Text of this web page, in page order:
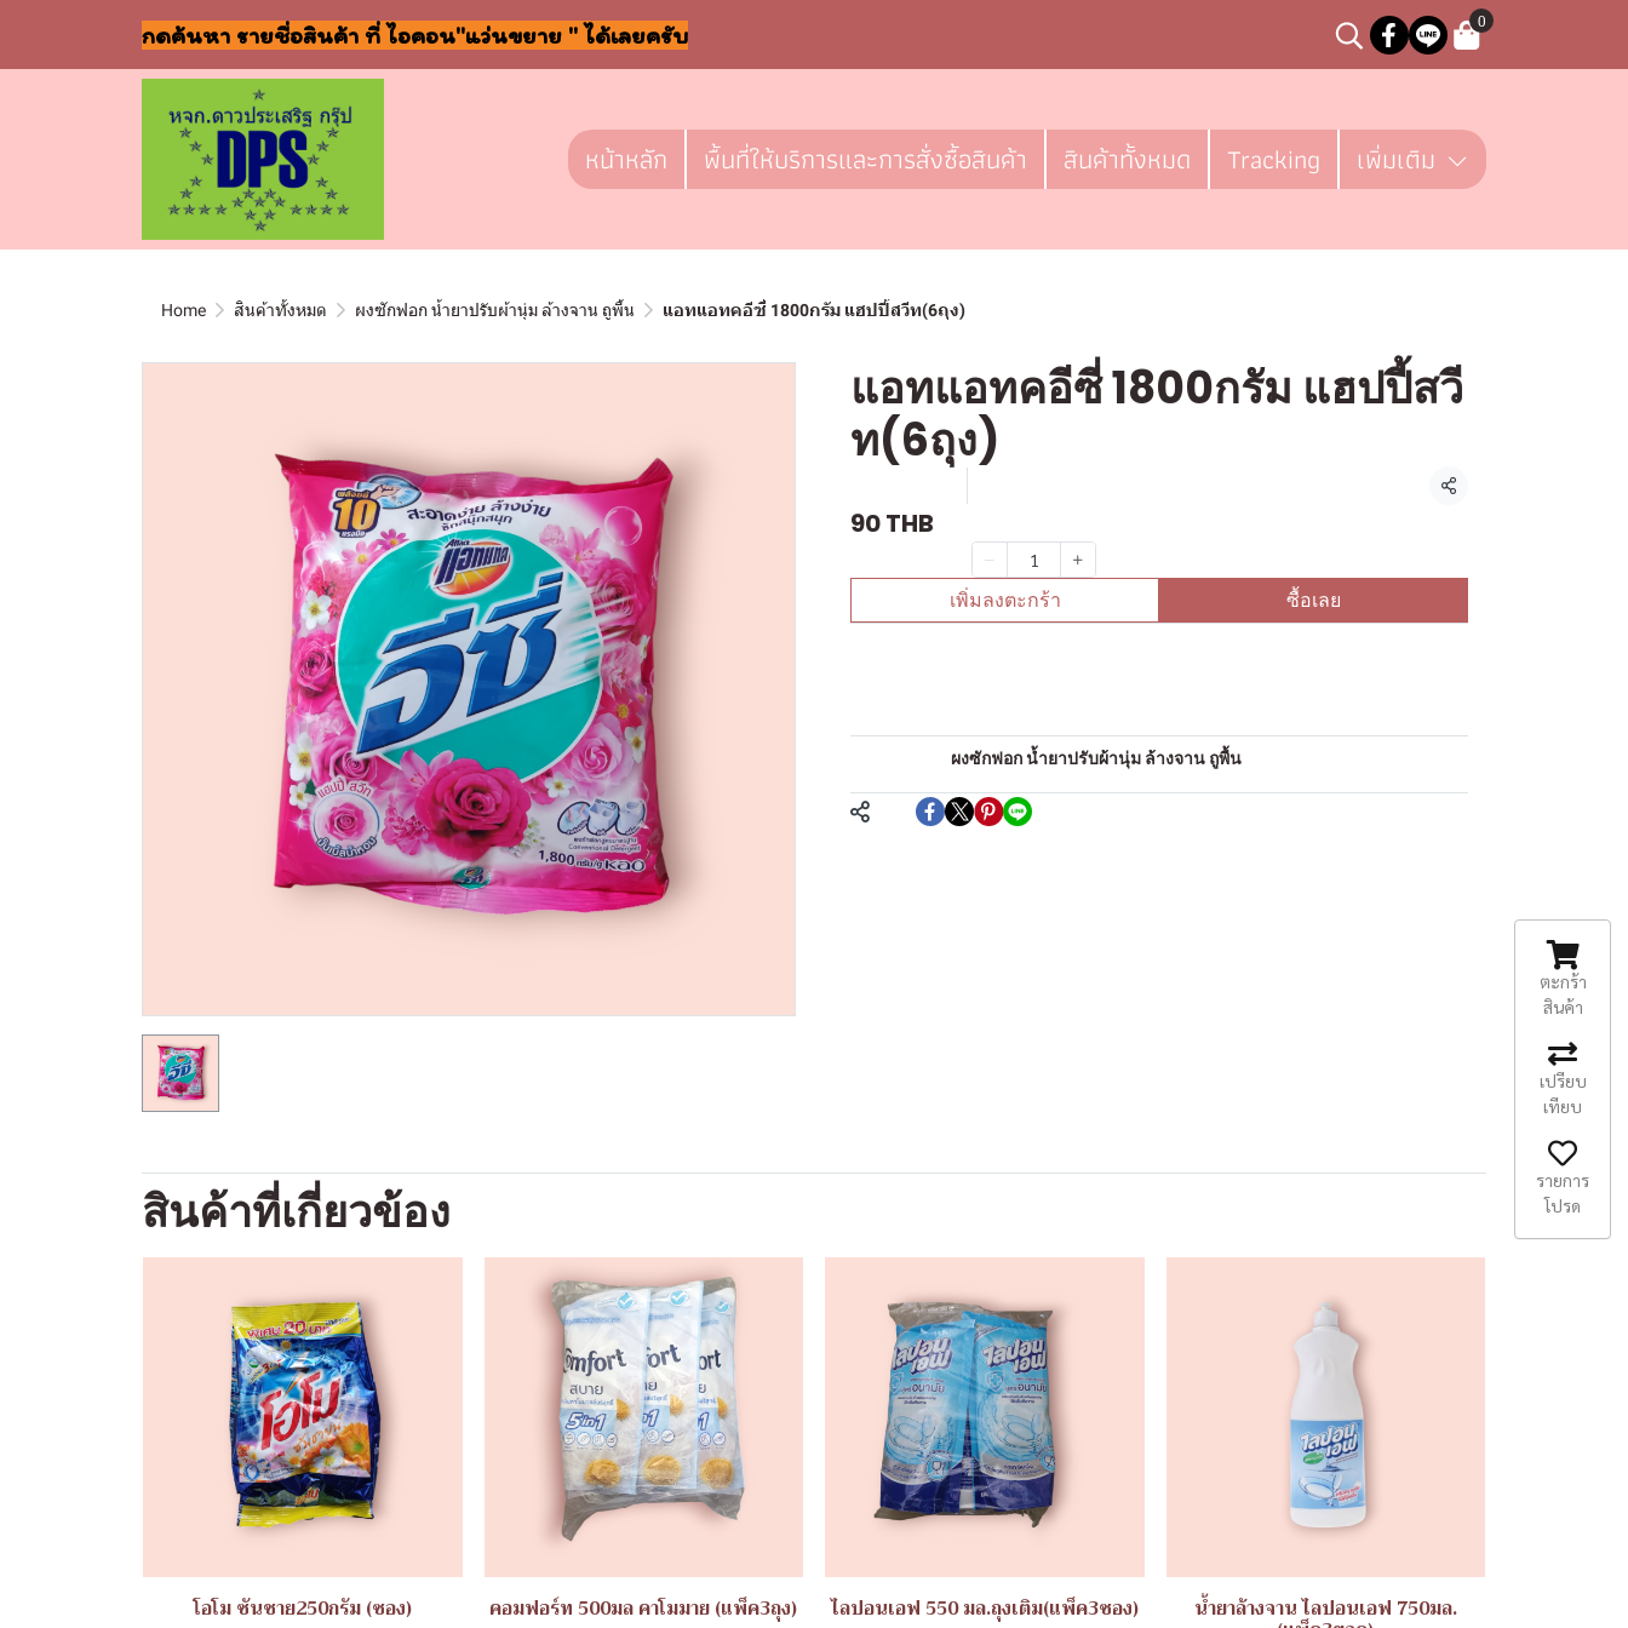
กดค้นหา รายชื่อสินค้า ที่ ไอคอน"แว่นขยาย " ได้เลยครับ
0
หน้าหลัก พื้นที่ให้บริการและการสั่งซื้อสินค้า สินค้าทั้งหมด Tracking เพิ่มเติม
Home สินค้าทั้งหมด ผงซักฟอก น้ำยาปรับผ้านุ่ม ล้างจาน ถูพื้น แอทแอทคอีซี่ 1800กรัม แฮปปี้สวีท(6ถุง)
แอทแอทคอีซี่ 1800กรัม แฮปปี้สวี
ท(6ถุง)
แชร์
90 THB
เพิ่มลงตะกร้า ซื้อเลย
ผงซักฟอก น้ำยาปรับผ้านุ่ม ล้างจาน ถูพื้น
สินค้าที่เกี่ยวข้อง
โอโม ซันชาย250กรัม (ซอง) คอมฟอร์ท 500มล คาโมมาย (แพ็ค3ถุง) ไลปอนเอฟ 550 มล.ถุงเติม(แพ็ค3ซอง) น้ำยาล้างจาน ไลปอนเอฟ 750มล.
ตะกร้า
สินค้า
เปรียบ
เทียบ
รายการ
โปรด